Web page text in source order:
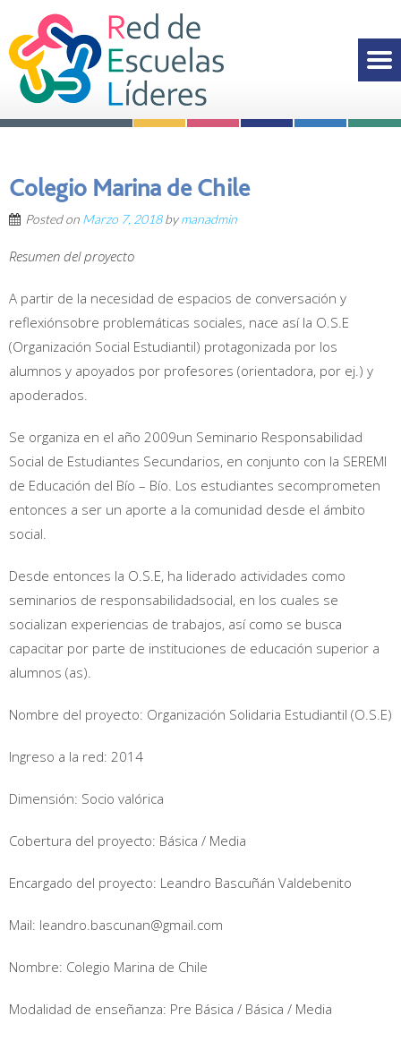
Colegio Marina de Chile
Posted on Marzo 7, 2018bymanadmin
Resumen del proyecto
A partir de la necesidad de espacios de conversación y
reflexiónsobre problemáticas sociales, nace así la O.S.E
(Organización Social Estudiantil) protagonizada por los
alumnos y apoyados por profesores (orientadora, por ej.) y
apoderados.
Se organiza en el año 2009un Seminario Responsabilidad
Social de Estudiantes Secundarios, en conjunto con la SEREMI
de Educación del Bío – Bío. Los estudiantes secomprometen
entonces a ser un aporte a la comunidad desde el ámbito
social.
Desde entonces la O.S.E, ha liderado actividades como
seminarios de responsabilidadsocial, en los cuales se
socializan experiencias de trabajos, así como se busca
capacitar por parte de instituciones de educación superior a
alumnos (as).
Nombre del proyecto: Organización Solidaria Estudiantil (O.S.E)
Ingreso a la red: 2014
Dimensión: Socio valórica
Cobertura del proyecto: Básica / Media
Encargado del proyecto: Leandro Bascuñán Valdebenito
Mail: leandro.bascunan@gmail.com
Nombre: Colegio Marina de Chile
Modalidad de enseñanza: Pre Básica / Básica / Media